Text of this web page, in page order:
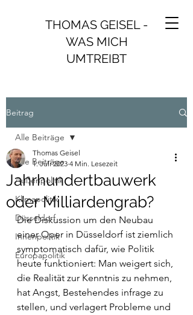
THOMAS GEISEL -
WAS MICH
UMTREIBT
Beitrag
Alle Beiträge
Außenpolitik
Klimapolitik
Düsseldorf
Innenpolitik
Europapolitik
Alle Beiträge
Jahrhundertbauwerk
oder Milliardengrab?
Thomas Geisel
1. Juli 2023 4 Min. Lesezeit
Die Diskussion um den Neubau
einer Oper in Düsseldorf ist ziemlich
symptomatisch dafür, wie Politik
heute funktioniert: Man weigert sich,
die Realität zur Kenntnis zu nehmen,
hat Angst, Bestehendes infrage zu
stellen, und verlagert Probleme und